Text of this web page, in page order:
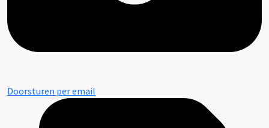
Doorsturen per email